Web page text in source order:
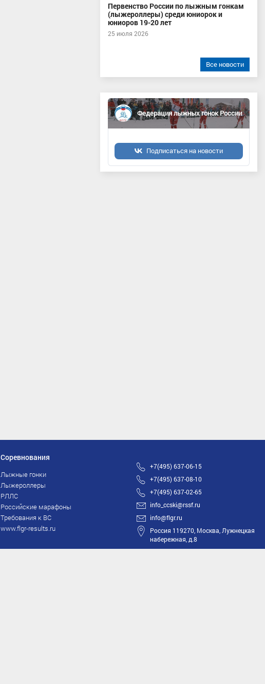
Первенство России по лыжным гонкам
(лыжероллеры) среди юниорок и
юниоров 19-20 лет
25 июля 2026
Все новости
Федерация лыжных гонок России
Подписаться на новости
Соревнования
Лыжные гонки
Лыжероллеры
РЛЛС
Российские марафоны
Требования к ВС
www.flgr-results.ru
+7(495) 637-06-15
+7(495) 637-08-10
+7(495) 637-02-65
info_ccski@rssf.ru
info@flgr.ru
Россия 119270, Москва, Лужнецкая
набережная, д.8